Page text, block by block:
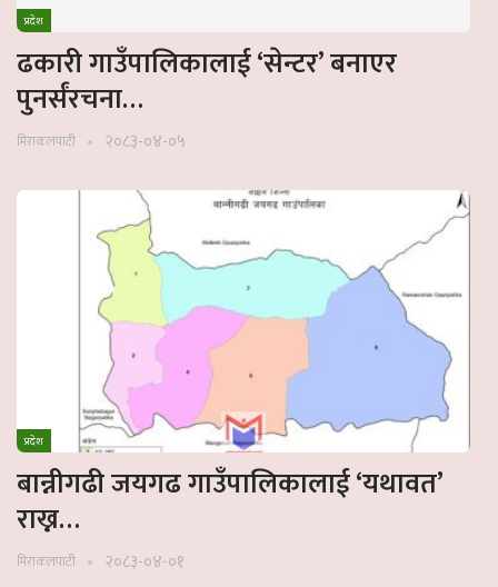
प्रदेश
ढकारी गाउँपालिकालाई ‘सेन्टर’ बनाएर
पुनर्संरचना…
मिराकलपाटी २०८३-०४-०५
प्रदेश
बान्नीगढी जयगढ गाउँपालिकालाई ‘यथावत’
राख्न…
मिराकलपाटी २०८३-०४-०१